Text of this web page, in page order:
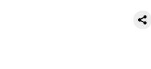
реновации в Москве: где